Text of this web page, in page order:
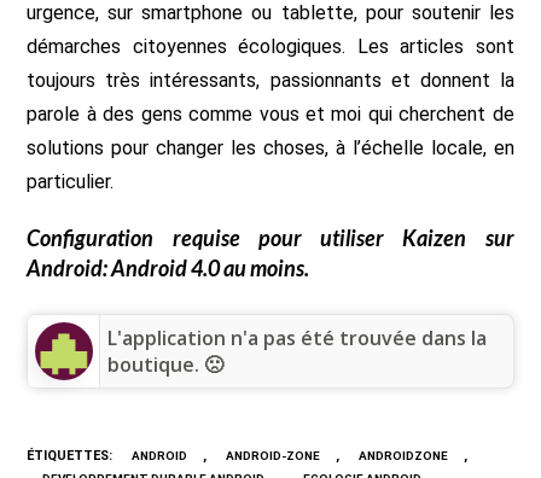
urgence, sur smartphone ou tablette, pour soutenir les
démarches citoyennes écologiques. Les articles sont
toujours très intéressants, passionnants et donnent la
parole à des gens comme vous et moi qui cherchent de
solutions pour changer les choses, à l’échelle locale, en
particulier.
Configuration requise pour utiliserKaizen sur
Android: Android 4.0 au moins.
L'application n'a pas été trouvée dans la
boutique. 🙁
ÉTIQUETTES: ANDROID , ANDROID-ZONE , ANDROIDZONE ,